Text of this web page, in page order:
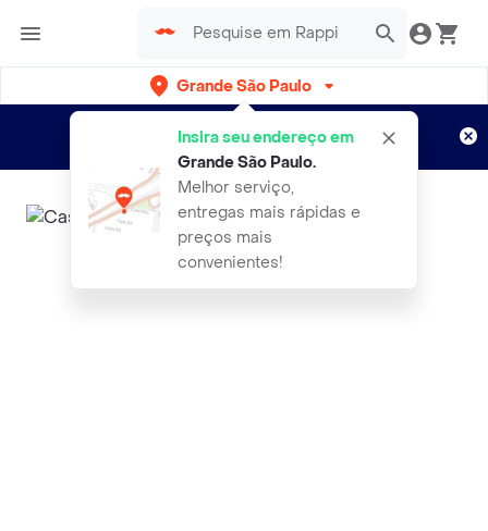
Grande São Paulo
Insira seu endereço em
Grande São Paulo.
Melhor serviço,
entregas mais rápidas e
preços mais
convenientes!
Entregas grátis por 15 dias!
Aplicam T&C